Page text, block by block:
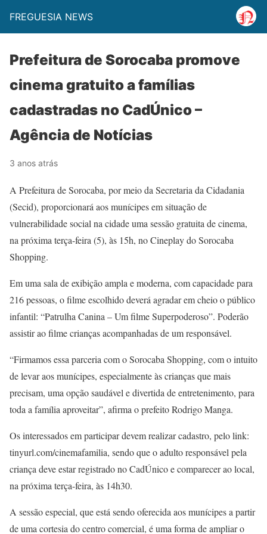
FREGUESIA NEWS
Prefeitura de Sorocaba promove
cinema gratuito a famílias
cadastradas no CadÚnico –
Agência de Notícias
3 anos atrás
A Prefeitura de Sorocaba, por meio da Secretaria da Cidadania
(Secid), proporcionará aos munícipes em situação de
vulnerabilidade social na cidade uma sessão gratuita de cinema,
na próxima terça-feira (5), às 15h, no Cineplay do Sorocaba
Shopping.
Em uma sala de exibição ampla e moderna, com capacidade para
216 pessoas, o filme escolhido deverá agradar em cheio o público
infantil: “Patrulha Canina – Um filme Superpoderoso”. Poderão
assistir ao filme crianças acompanhadas de um responsável.
“Firmamos essa parceria com o Sorocaba Shopping, com o intuito
de levar aos munícipes, especialmente às crianças que mais
precisam, uma opção saudável e divertida de entretenimento, para
toda a família aproveitar”, afirma o prefeito Rodrigo Manga.
Os interessados em participar devem realizar cadastro, pelo link:
tinyurl.com/cinemafamilia, sendo que o adulto responsável pela
criança deve estar registrado no CadÚnico e comparecer ao local,
na próxima terça-feira, às 14h30.
A sessão especial, que está sendo oferecida aos munícipes a partir
de uma cortesia do centro comercial, é uma forma de ampliar o